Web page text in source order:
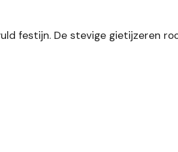
festijn. De stevige gietijzeren